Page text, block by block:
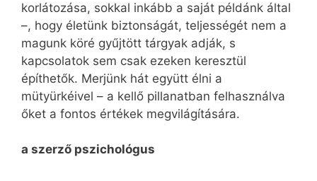
korlátozása, sokkal inkább a saját példánk által
–, hogy életünk biztonságát, teljességét nem a
magunk köré gyűjtött tárgyak adják, s
kapcsolatok sem csak ezeken keresztül
építhetők. Merjünk hát együtt élni a
mütyürkéivel – a kellő pillanatban felhasználva
őket a fontos értékek megvilágítására.
a szerző pszichológus